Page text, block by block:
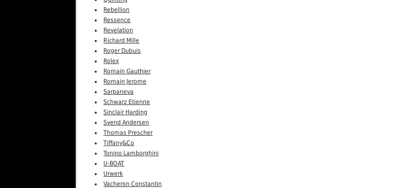
Rebellion
Ressence
Revelation
Richard Mille
Roger Dubuis
Rolex
Romain Gauthier
Romain Jerome
Sarpaneva
Schwarz Etienne
Sinclair Harding
Svend Andersen
Thomas Prescher
Tiffany&Co
Tonino Lamborghini
U-BOAT
Urwerk
Vacheron Constantin